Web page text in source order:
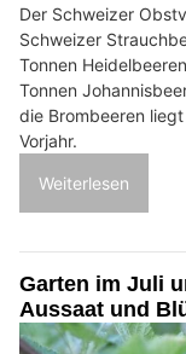
Der Schweizer
Schweizer
Tonnen
Tonnen
die Brombeeren
Vorjahr.
Weiterlesen
Garten im Juli
Aussaat und